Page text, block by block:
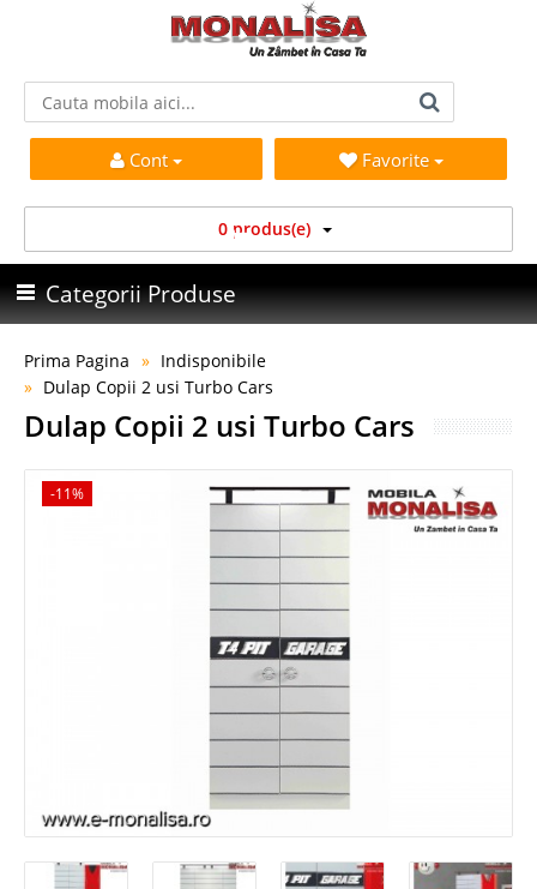
Cont Favorite
0 produs(e)
Categorii Produse
Prima Pagina
Indisponibile
Dulap Copii 2 usi Turbo Cars
Dulap Copii 2 usi Turbo Cars
-11%